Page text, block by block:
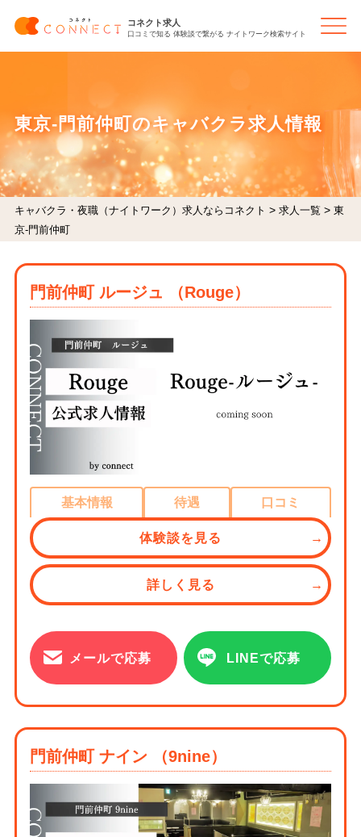
コネクト求人
口コミで知る 体験談で繋がる ナイトワーク検索サイト
東京-門前仲町のキャバクラ求人情報
キャバクラ・夜職（ナイトワーク）求人ならコネクト > 求人一覧 > 東
京-門前仲町
門前仲町 ルージュ （Rouge）
基本情報 待遇 口コミ
体験談を見る
詳しく見る
メールで応募 LINEで応募
門前仲町 ナイン （9nine）